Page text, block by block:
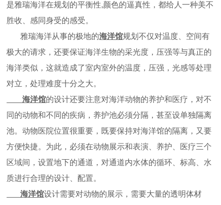
是雅瑞海洋在规划的平衡性,颜色的逼真性，都给人一种美不
胜收、感同身受的感受。
雅瑞海洋从事的极地的海洋馆规划不仅对温度、空间有
极大的请求，还要保证海洋生物的采光度，压强等与真正的
海洋类似，这就造成了室内室外的温度，压强，光感等处理
对立，处理难度十分之大。
海洋馆的设计还要注意对海洋动物的养护和医疗，对不
同的动物和不同的疾病，养护池必须分隔，甚至设单独隔离
池。动物医院位置很重要，既要保持对海洋馆的隔离，又要
方便快捷。为此，必须在动物展示和表演、养护、医疗三个
区域间，设置地下的通道，对通道内水体的循环、标高、水
质进行合理的设计、配置。
海洋馆设计需要对动物的展示，需要大量的透明体材